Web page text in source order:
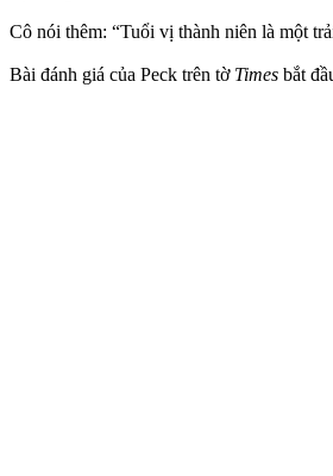
Cô nói thêm: “Tuổi vị thành niên là một
Bài đánh giá của Peck trên tờ Times bắt